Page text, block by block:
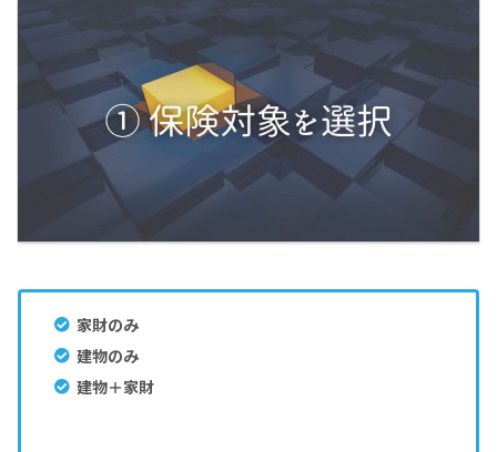
家財のみ
建物のみ
建物＋家財